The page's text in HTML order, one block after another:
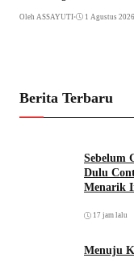
Oleh ASSAYUTI• 1 Agustus 2026
Berita Terbaru
Sebelum
Dulu
Menarik
17 jam lalu
Menuju